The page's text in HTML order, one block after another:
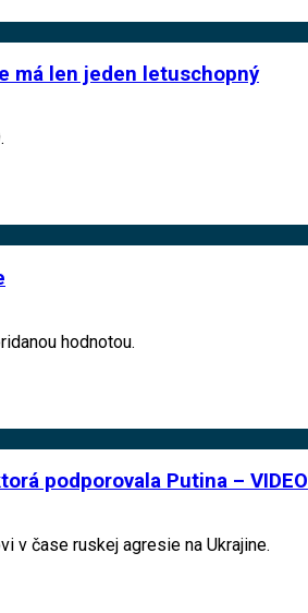
má len jeden letuschopný
hodnotou.
podporovala Putina – VIDEO
v čase ruskej agresie na Ukrajine.